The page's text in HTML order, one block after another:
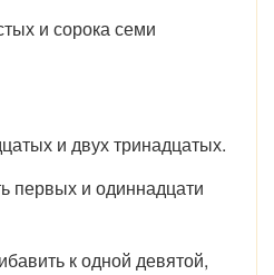
и сорока семи
и двух тринадцатых.
первых и одиннадцати
к одной девятой,